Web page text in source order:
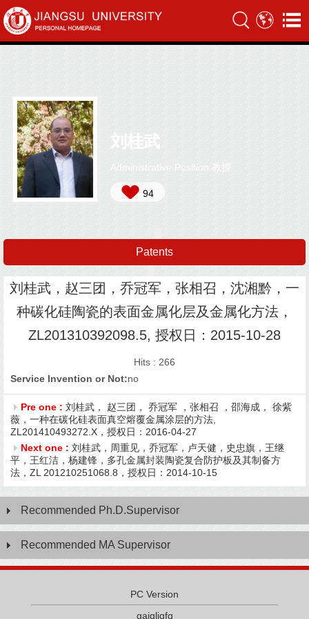
刘桂武
Administrative Position:教授
94
Patents
刘桂武，赵三团，乔冠军，张相召，沈湘黔，一
种碳化硅陶瓷的表面金属化层及金属化方法，
ZL201310392098.5, 授权日：2015-10-28
Hits : 266
Service Invention or Not:no
Pre one : 刘桂武， 赵三团， 乔冠军 ，张相召 ，邵海成， 徐紫
薇，一种在碳化硅表面真空熔覆金属涂层的方法,
ZL201410493272.X，授权日：2016-04-27
Next one : 刘桂武，周重见，乔冠军，卢天健，史忠旗，王继
平，王红洁，杨建锋，多孔金属封装陶瓷复合防护板及其制备方
法，ZL 201210251068.8，授权日：2014-10-15
Recommended Ph.D.Supervisor
Recommended MA Supervisor
PC Version
gajgljgfg